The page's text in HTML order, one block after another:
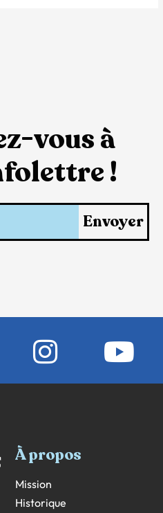
vous à
!
Envoyer
À propos
Mission
Historique